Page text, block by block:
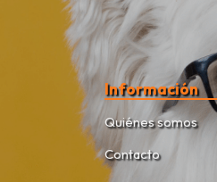
Información
Quiénes somos
Contacto